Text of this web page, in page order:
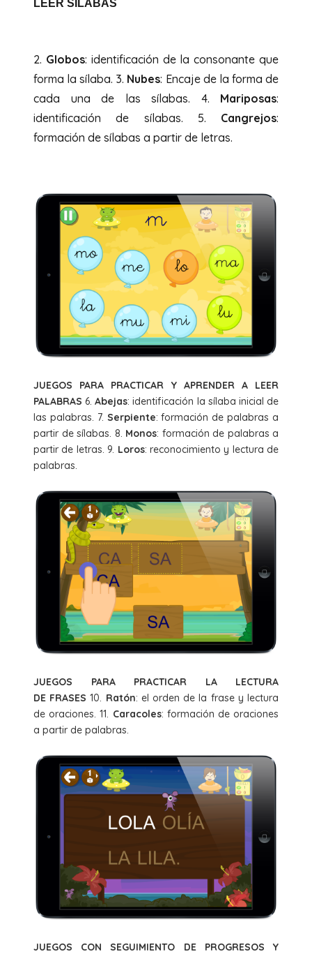
LEER SÍLABAS
2. Globos: identificación de la consonante que
forma la sílaba. 3. Nubes: Encaje de la forma de
cada una de las sílabas. 4. Mariposas:
identificación de sílabas. 5. Cangrejos:
formación de sílabas a partir de letras.
JUEGOS PARA PRACTICAR Y APRENDER A LEER
PALABRAS 6.Abejas: identificación la sílaba inicial de
las palabras. 7. Serpiente: formación de palabras a
partir de sílabas. 8. Monos: formación de palabras a
partir de letras. 9. Loros: reconocimiento y lectura de
palabras.
JUEGOS PARA PRACTICAR LA LECTURA
DE FRASES 10. Ratón: el orden de la frase y lectura
de oraciones. 11. Caracoles: formación de oraciones
a partir de palabras.
JUEGOS CON SEGUIMIENTO DE PROGRESOS Y